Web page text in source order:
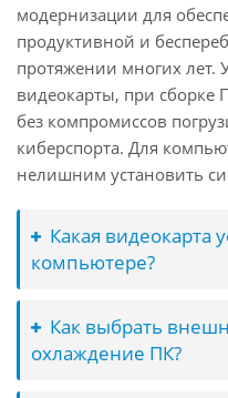
модернизации для
продуктивной и
протяжении многих лет.
видеокарты, при сборке
без компромиссов
киберспорта. Для
нелишним установить
Какая видеокарта
компьютере?
Как выбрать
охлаждение ПК?